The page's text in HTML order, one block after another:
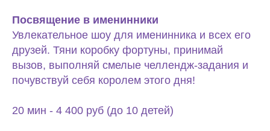
Посвящение в именинники
Увлекательное шоу для именинника и всех его
друзей. Тяни коробку фортуны, принимай
вызов, выполняй смелые челлендж-задания и
почувствуй себя королем этого дня!
20 мин - 4 400 руб (до 10 детей)